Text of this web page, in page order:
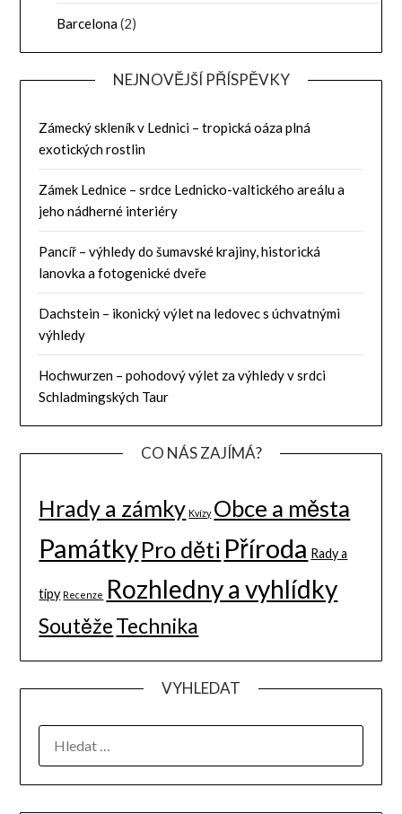
Barcelona(2)
NEJNOVĚJŠÍ PŘÍSPĚVKY
Zámecký skleník v Lednici – tropická oáza plná
exotických rostlin
Zámek Lednice – srdce Lednicko-valtického areálu a
jeho nádherné interiéry
Pancíř – výhledy do šumavské krajiny, historická
lanovka a fotogenické dveře
Dachstein – ikonický výlet na ledovec s úchvatnými
výhledy
Hochwurzen – pohodový výlet za výhledy v srdci
Schladmingských Taur
CO NÁS ZAJÍMÁ?
Hrady a zámky Kvízy Obce a města
PamátkyPro děti Příroda Rady a
tipy Recenze Rozhledny a vyhlídky
SoutěžeTechnika
VYHLEDAT